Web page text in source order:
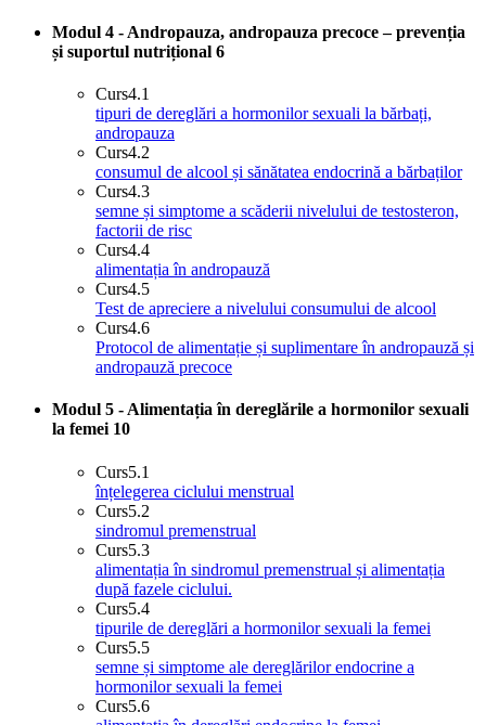
Modul 4 - Andropauza, andropauza precoce – prevenția
și suportul nutrițional 6
Curs4.1
tipuri de dereglări a hormonilor sexuali la bărbați,
andropauza
Curs4.2
consumul de alcool și sănătatea endocrină a bărbaților
Curs4.3
semne și simptome a scăderii nivelului de testosteron,
factorii de risc
Curs4.4
alimentația în andropauză
Curs4.5
Test de apreciere a nivelului consumului de alcool
Curs4.6
Protocol de alimentație și suplimentare în andropauză și
andropauză precoce
Modul 5 - Alimentația în dereglările a hormonilor sexuali
la femei 10
Curs5.1
înțelegerea ciclului menstrual
Curs5.2
sindromul premenstrual
Curs5.3
alimentația în sindromul premenstrual și alimentația
după fazele ciclului.
Curs5.4
tipurile de dereglări a hormonilor sexuali la femei
Curs5.5
semne și simptome ale dereglărilor endocrine a
hormonilor sexuali la femei
Curs5.6